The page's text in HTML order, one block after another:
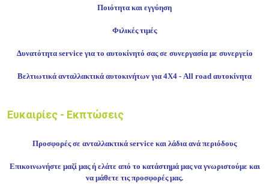
Ποιότητα και εγγύηση
Φιλικές τιμές
Δυνατότητα service για το αυτοκίνητό σας σε συνεργασία με συνεργείο
Βελτιωτικά ανταλλακτικά αυτοκινήτων για 4Χ4 - All road αυτοκίνητα
Ευκαιρίες - Εκπτώσεις
Προσφορές σε ανταλλακτικά service και λάδια ανά περιόδους
Επικοινωνήστε μαζί μας ή ελάτε από το κατάστημά μας να γνωριστούμε και
να μάθετε τις προσφορές μας.